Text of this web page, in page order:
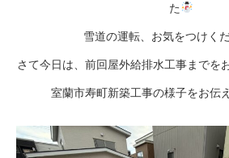
た
雪道の運転、お気をつけく
さて今日は、前回屋外給排水工事までを
室蘭市寿町新築工事の様子をお伝